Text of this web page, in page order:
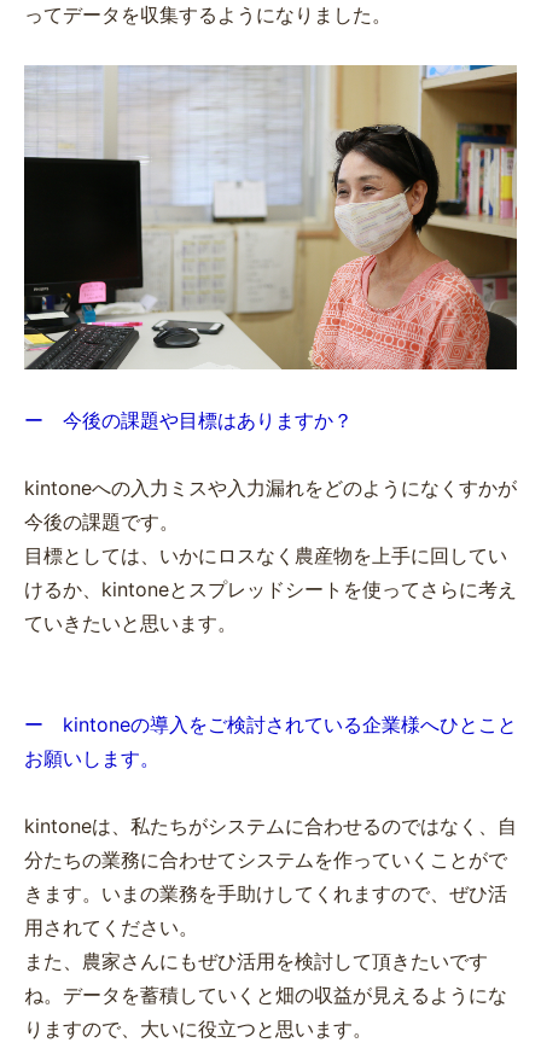
ってデータを収集するようになりました。
ー 今後の課題や目標はありますか？
kintoneへの入力ミスや入力漏れをどのようになくすかが
今後の課題です。
目標としては、いかにロスなく農産物を上手に回してい
けるか、kintoneとスプレッドシートを使ってさらに考え
ていきたいと思います。
ー kintoneの導入をご検討されている企業様へひとこと
お願いします。
kintoneは、私たちがシステムに合わせるのではなく、自
分たちの業務に合わせてシステムを作っていくことがで
きます。いまの業務を手助けしてくれますので、ぜひ活
用されてください。
また、農家さんにもぜひ活用を検討して頂きたいです
ね。データを蓄積していくと畑の収益が見えるようにな
りますので、大いに役立つと思います。